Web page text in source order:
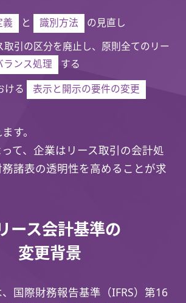
義 と 識別方法 の見直し
取引の区分を廃止し、原則全てのリー
ランス処理 する
ける 表示と開示の要件の変更
す。
て、企業はリース取引の会計処
諸表の透明性を高めることが求
ース会計基準の
変更背景
国際財務報告基準（IFRS）第16